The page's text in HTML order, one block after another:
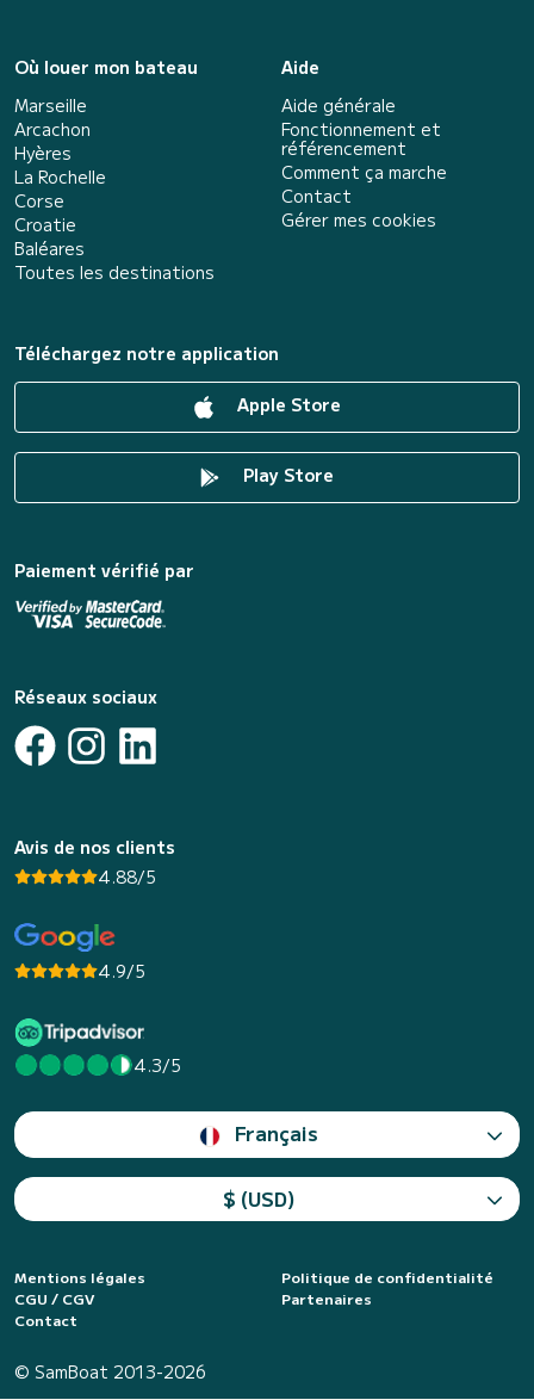
Où louer mon bateau
Marseille
Arcachon
Hyères
La Rochelle
Corse
Croatie
Baléares
Toutes les destinations
Aide
Aide générale
Fonctionnement et
référencement
Comment ça marche
Contact
Gérer mes cookies
Téléchargez notre application
Apple Store
Play Store
Paiement vérifié par
Réseaux sociaux
Avis de nos clients
4.88/5
4.9/5
4.3/5
Français
$ (USD)
Mentions légales
Politique de confidentialité
CGU / CGV
Partenaires
Contact
© SamBoat 2013-2026